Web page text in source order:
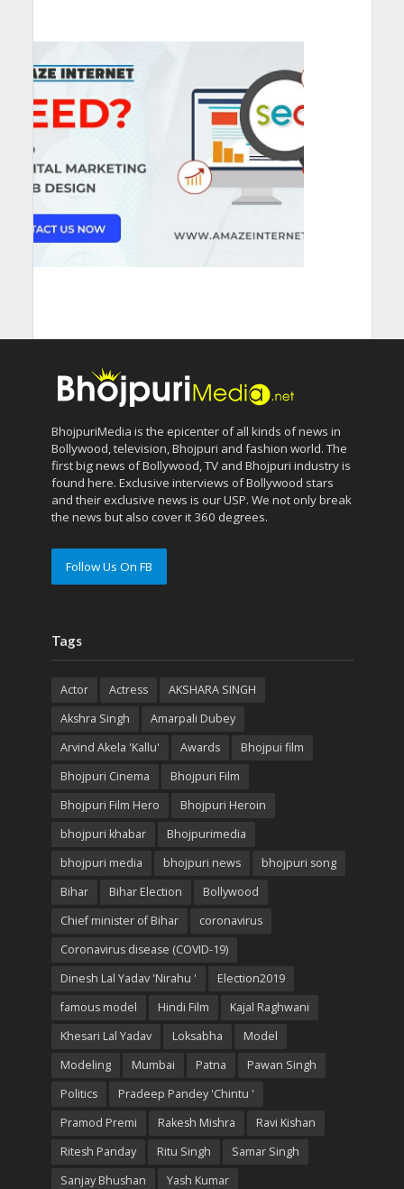
BhojpuriMedia is the epicenter of all kinds of news in
Bollywood, television, Bhojpuri and fashion world. The
first big news of Bollywood, TV and Bhojpuri industry is
found here. Exclusive interviews of Bollywood stars
and their exclusive news is our USP. We not only break
the news but also cover it 360 degrees.
Follow Us On FB
Tags
Actor Actress
AKSHARA SINGH
Akshra Singh
Amarpali Dubey
Arvind Akela 'Kallu'
Awards
Bhojpui film
Bhojpuri Cinema
Bhojpuri Film
Bhojpuri Film Hero
Bhojpuri Heroin
bhojpuri khabar
Bhojpurimedia
bhojpuri media
bhojpuri news
bhojpuri song
Bihar
Bihar Election
Bollywood
Chief minister of Bihar
coronavirus
Coronavirus disease (COVID-19)
Dinesh Lal Yadav 'Nirahu '
Election2019
famous model
Hindi Film
Kajal Raghwani
Khesari Lal Yadav
Loksabha
Model
Modeling
Mumbai Patna
Pawan Singh
Politics
Pradeep Pandey 'Chintu '
Pramod Premi
Rakesh Mishra
Ravi Kishan
Ritesh Panday
Ritu Singh
Samar Singh
Sanjay Bhushan
Yash Kumar